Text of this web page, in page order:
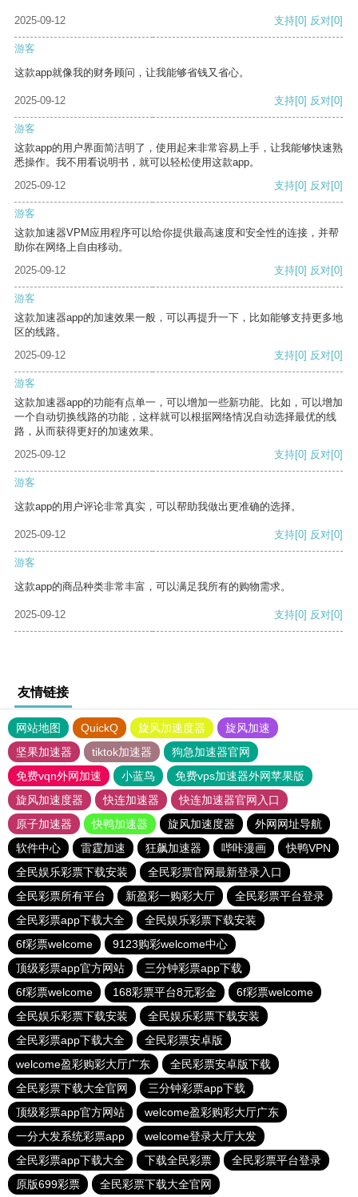
2025-09-12 支持[0] 反对[0]
游客
这款app就像我的财务顾问，让我能够省钱又省心。
2025-09-12 支持[0] 反对[0]
游客
这款app的用户界面简洁明了，使用起来非常容易上手，让我能够快速熟
悉操作。我不用看说明书，就可以轻松使用这款app。
2025-09-12
支持[0] 反对[0]
游客
这款加速器VPM应用程序可以给你提供最高速度和安全性的连接，并帮
助你在网络上自由移动。
2025-09-12
支持[0] 反对[0]
游客
这款加速器app的加速效果一般，可以再提升一下，比如能够支持更多地
区的线路。
2025-09-12
支持[0] 反对[0]
游客
这款加速器app的功能有点单一，可以增加一些新功能。比如，可以增加
一个自动切换线路的功能，这样就可以根据网络情况自动选择最优的线
路，从而获得更好的加速效果。
2025-09-12
支持[0] 反对[0]
游客
这款app的用户评论非常真实，可以帮助我做出更准确的选择。
2025-09-12 支持[0] 反对[0]
游客
这款app的商品种类非常丰富，可以满足我所有的购物需求。
2025-09-12 支持[0] 反对[0]
友情链接
网站地图 QuickQ 旋风加速度器
旋风加速
坚果加速器
tiktok加速器
狗急加速器官网
免费vqn外网加速
小蓝鸟
免费vps加速器外网苹果版
旋风加速度器
快连加速器
快连加速器官网入口
原子加速器
快鸭加速器 旋风加速度器
外网网址导航
软件中心
雷霆加速 狂飙加速器 哔咔漫画
快鸭VPN
全民娱乐彩票下载安装
全民彩票官网最新登录入口
全民彩票所有平台
新盈彩一购彩大厅
全民彩票平台登录
全民彩票app下载大全
全民娱乐彩票下载安装
6f彩票welcome
9123购彩welcome中心
顶级彩票app官方网站
三分钟彩票app下载
6f彩票welcome
168彩票平台8元彩金
6f彩票welcome
全民娱乐彩票下载安装
全民娱乐彩票下载安装
全民彩票app下载大全
全民彩票安卓版
welcome盈彩购彩大厅广东
全民彩票安卓版下载
全民彩票下载大全官网
三分钟彩票app下载
顶级彩票app官方网站
welcome盈彩购彩大厅广东
一分大发系统彩票app
welcome登录大厅大发
全民彩票app下载大全
下载全民彩票
全民彩票平台登录
原版699彩票
全民彩票下载大全官网